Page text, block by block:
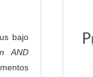
bajo
AND